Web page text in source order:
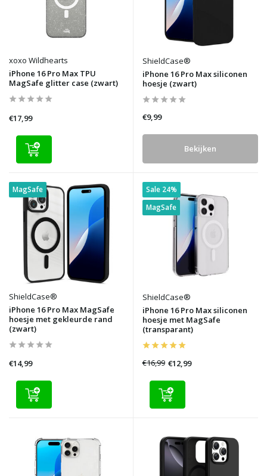
xoxo Wildhearts
iPhone 16 Pro Max TPU
MagSafe glitter case (zwart)
€17,99
ShieldCase®
iPhone 16 Pro Max siliconen
hoesje (zwart)
€9,99
Bekijken
MagSafe
ShieldCase®
iPhone 16 Pro Max MagSafe
hoesje met gekleurde rand
(zwart)
€14,99
Sale 24%
MagSafe
ShieldCase®
iPhone 16 Pro Max siliconen
hoesje met MagSafe
(transparant)
€16,99 €12,99